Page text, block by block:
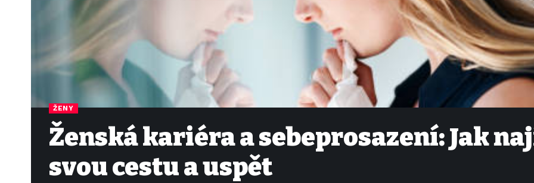
ŽENY
Ženská kariéra a sebeprosazení: Jak
svou cestu a uspět